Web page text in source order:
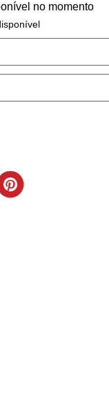
no momento